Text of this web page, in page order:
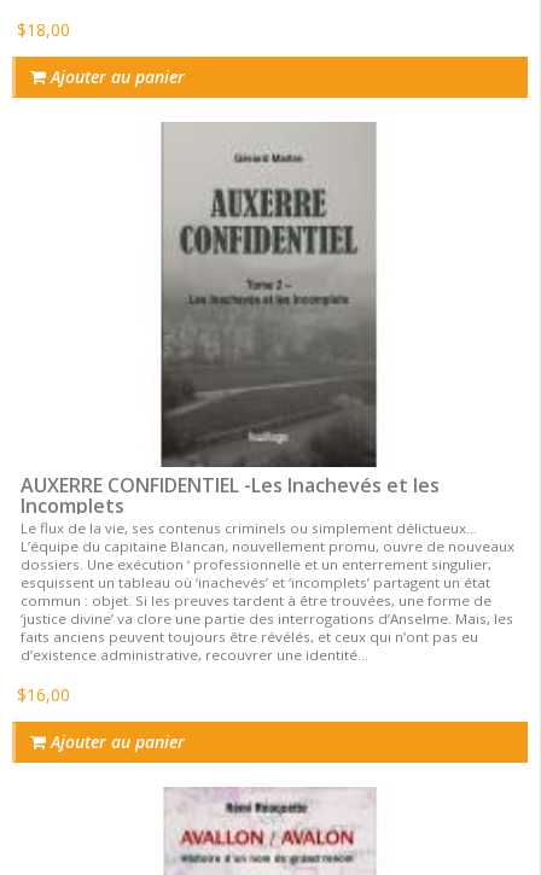
$18,00
Ajouter au panier
AUXERRE CONFIDENTIEL -Les Inachevés et les
Incomplets
Le flux de la vie, ses contenus criminels ou simplement délictueux…
L’équipe du capitaine Blancan, nouvellement promu, ouvre de nouveaux
dossiers. Une exécution ‘ professionnelle et un enterrement singulier,
esquissent un tableau où ‘inachevés’ et ‘incomplets’ partagent un état
commun : objet. Si les preuves tardent à être trouvées, une forme de
‘justice divine’ va clore une partie des interrogations d’Anselme. Mais, les
faits anciens peuvent toujours être révélés, et ceux qui n’ont pas eu
d’existence administrative, recouvrer une identité…
$16,00
Ajouter au panier